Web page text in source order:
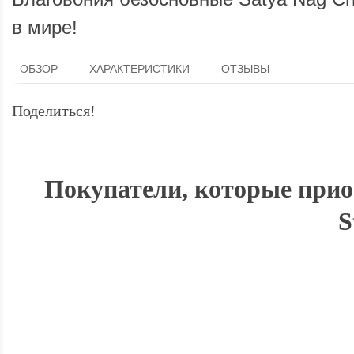
в мире!
ОБЗОР ХАРАКТЕРИСТИКИ ОТЗЫВЫ
Поделиться!
Покупатели, которые